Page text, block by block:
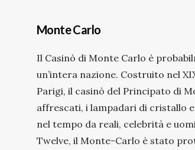
Monte Carlo
Il Casinò di Monte Carlo è
un’intera nazione. Costruito nel
Parigi, il casinò del Principato di
affrescati, i lampadari di cristallo
nel tempo da reali, celebrità e
Twelve, il Monte-Carlo è stato